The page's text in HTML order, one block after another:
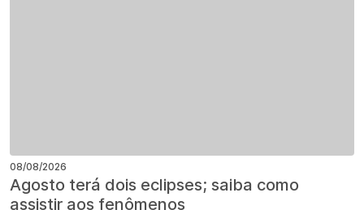
08/08/2026
Agosto terá dois eclipses; saiba como
assistir aos fenômenos